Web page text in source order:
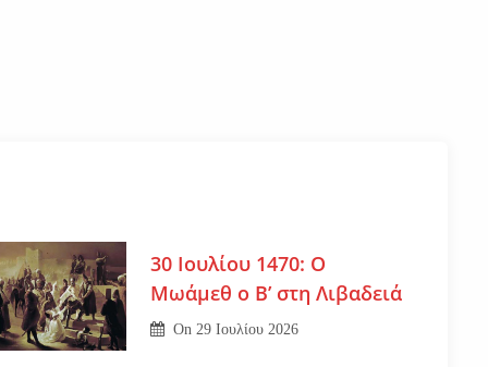
30 Ιουλίου 1470: Ο
Μωάμεθ ο Β’ στη Λιβαδειά
On29 Ιουλίου 2026